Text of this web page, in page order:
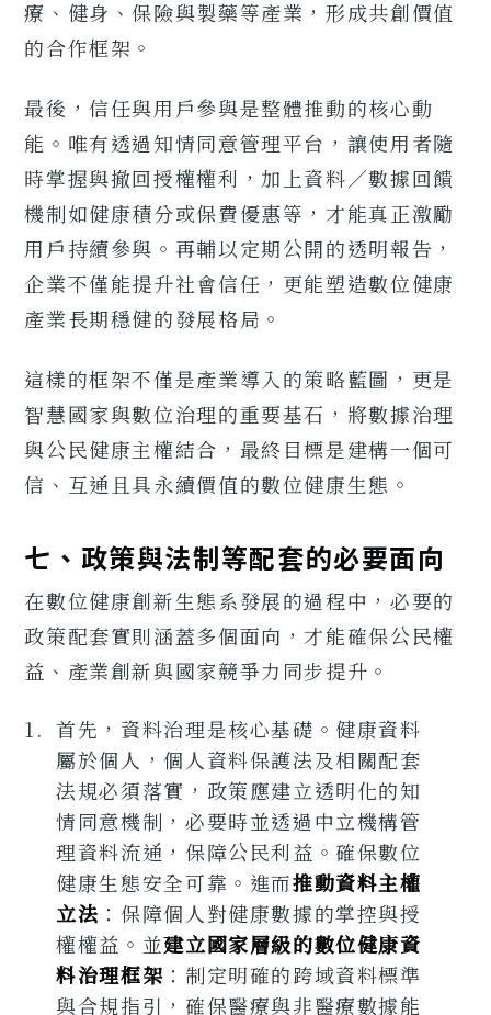
療、健身、保險與製藥等產業，形成共創價值
的合作框架。
最後，信任與用戶參與是整體推動的核心動
能。唯有透過知情同意管理平台，讓使用者隨
時掌握與撤回授權權利，加上資料／數據回饋
機制如健康積分或保費優惠等，才能真正激勵
用戶持續參與。再輔以定期公開的透明報告，
企業不僅能提升社會信任，更能塑造數位健康
產業長期穩健的發展格局。
這樣的框架不僅是產業導入的策略藍圖，更是
智慧國家與數位治理的重要基石，將數據治理
與公民健康主權結合，最終目標是建構一個可
信、互通且具永續價值的數位健康生態。
七、政策與法制等配套的必要面向
在數位健康創新生態系發展的過程中，必要的
政策配套實則涵蓋多個面向，才能確保公民權
益、產業創新與國家競爭力同步提升。
首先，資料治理是核心基礎。健康資料
屬於個人，個人資料保護法及相關配套
法規必須落實，政策應建立透明化的知
情同意機制，必要時並透過中立機構管
理資料流通，保障公民利益。確保數位
健康生態安全可靠。進而推動資料主權
立法 ：保障個人對健康數據的掌控與授
權權益。並建立國家層級的數位健康資
料治理框架 ：制定明確的跨域資料標準
與合規指引，確保醫療與非醫療數據能